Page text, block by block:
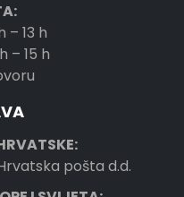
– 13 h
– 15 h
pošta d.d.